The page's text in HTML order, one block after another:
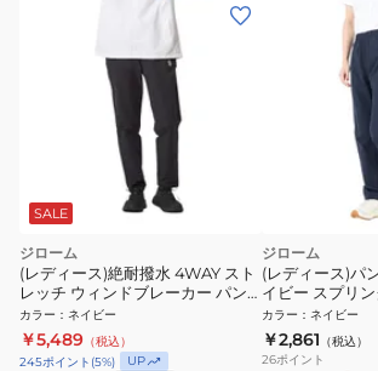
SALE
ジローム
(レディース)絶耐撥水 4WAY スト
レッチ ウィンドブレーカー パン
ツ WB5F0004-TR855-GRSD
NVY
カラー ： ネイビー
￥5,489 （税込）
245ポイント (5%) UP
ジローム
(レディース)パ
イビー スプリ
ンツ
NVY
カラー ： ネイビー
￥2,861 （税込）
26ポイント